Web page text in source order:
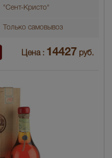
"Сент-Кристо"
Только самовывоз
Цена : 14427 руб.